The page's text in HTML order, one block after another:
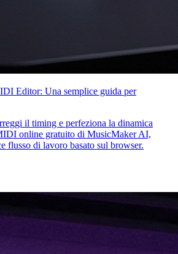
Editor: Una semplice guida per
il timing e perfeziona la dinamica
online gratuito di MusicMaker AI,
flusso di lavoro basato sul browser.